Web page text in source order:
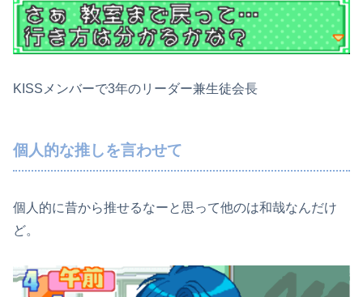
KISSメンバーで3年のリーダー兼生徒会長
個人的な推しを言わせて
個人的に昔から推せるなーと思って他のは和哉なんだけ
ど。